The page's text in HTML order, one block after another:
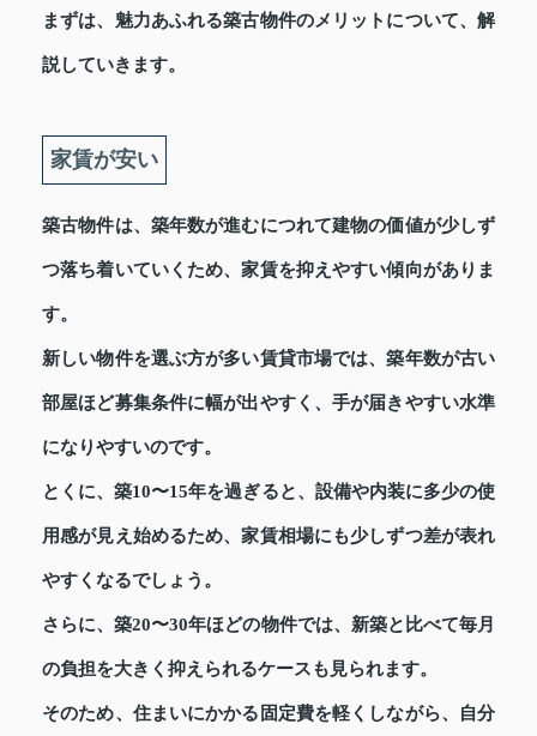
まずは、魅力あふれる築古物件のメリットについて、解
説していきます。
家賃が安い
築古物件は、築年数が進むにつれて建物の価値が少しず
つ落ち着いていくため、家賃を抑えやすい傾向がありま
す。
新しい物件を選ぶ方が多い賃貸市場では、築年数が古い
部屋ほど募集条件に幅が出やすく、手が届きやすい水準
になりやすいのです。
とくに、築10〜15年を過ぎると、設備や内装に多少の使
用感が見え始めるため、家賃相場にも少しずつ差が表れ
やすくなるでしょう。
さらに、築20〜30年ほどの物件では、新築と比べて毎月
の負担を大きく抑えられるケースも見られます。
そのため、住まいにかかる固定費を軽くしながら、自分